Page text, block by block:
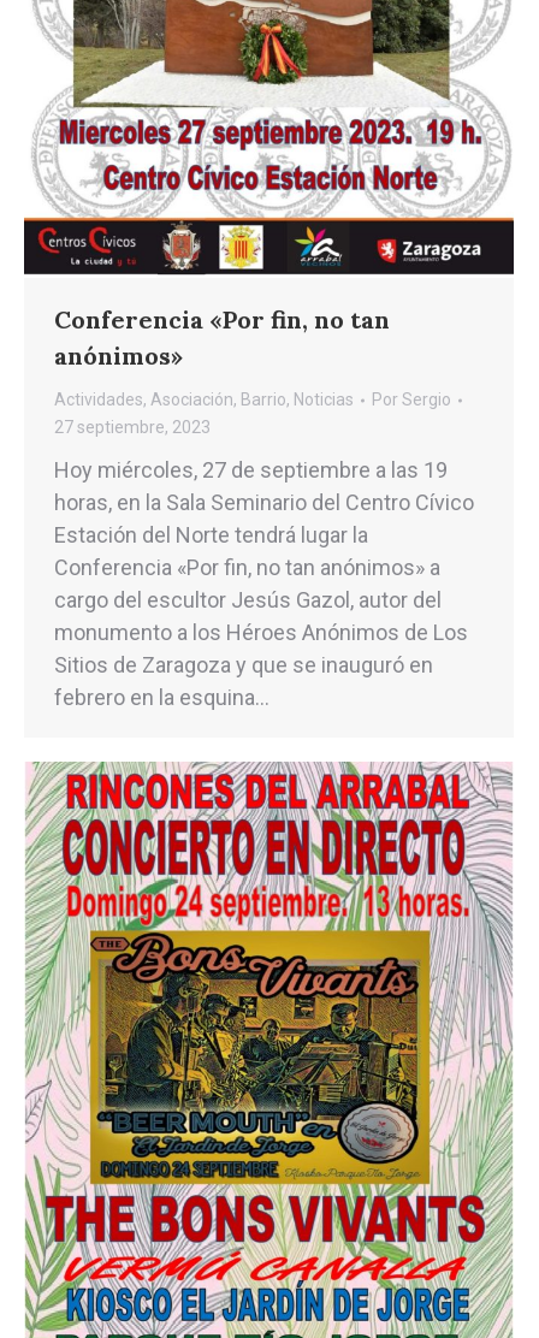
Conferencia «Por fin, no tan
anónimos»
Actividades, Asociación, Barrio, Noticias PorSergio
27 septiembre, 2023
Hoy miércoles, 27 de septiembre a las 19
horas, en la Sala Seminario del Centro Cívico
Estación del Norte tendrá lugar la
Conferencia «Por fin, no tan anónimos» a
cargo del escultor Jesús Gazol, autor del
monumento a los Héroes Anónimos de Los
Sitios de Zaragoza y que se inauguró en
febrero en la esquina…